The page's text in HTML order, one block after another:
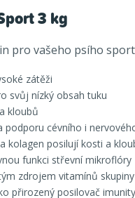
3 kg
pro vašeho psího
zátěži
svůj nízký obsah tuku
kloubů
cévního i
kolagen posilují kosti a
funkci střevní mikroflóry
zdrojem vitamínů
přirozený posilovač imunity